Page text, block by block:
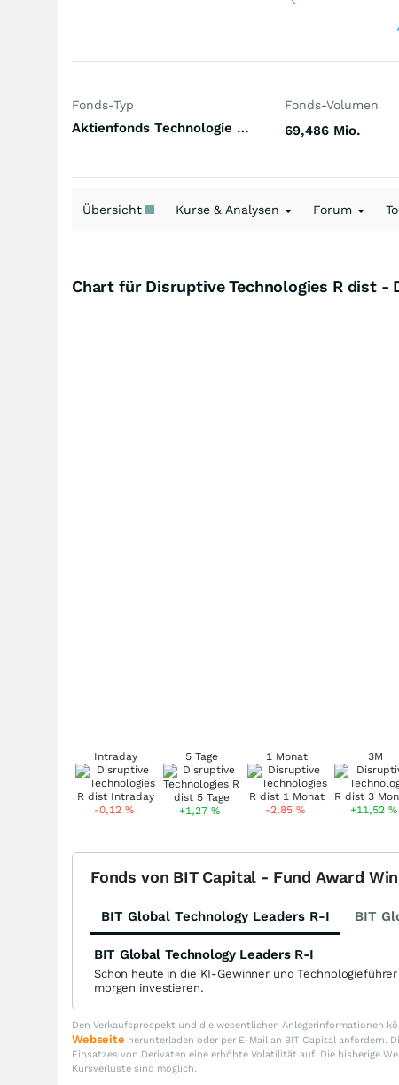
Fonds-Typ
Aktienfonds Technologie Welt
Fonds-Volumen
69,486 Mio.
Übersicht Kurse & Analysen Forum
Chart für Disruptive Technologies R dist -
Intraday
-0,12 %
5 Tage
+1,27%
1 Monat
-2,85%
3M
+11,52 %
Fonds von BIT Capital - Fund Award
BIT Global Technology Leaders R-I BIT
BIT Global Technology Leaders R-I
Schon heute in die KI-Gewinner und
morgen investieren.
Den Verkaufsprospekt und die wesentlichen Anlegerinformationen
Webseite herunterladen oder per E-Mail an BIT Capital anfordern.
Einsatzes von Derivaten eine erhöhte Volatilität auf. Die bisherige
Kursverluste sind möglich.